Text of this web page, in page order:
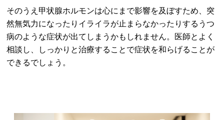
そのうえ甲状腺ホルモンは心にまで影響を及ぼすため、突
然無気力になったりイライラが止まらなかったりするうつ
病のような症状が出てしまうかもしれません。医師とよく
相談し、しっかりと治療することで症状を和らげることが
できるでしょう。